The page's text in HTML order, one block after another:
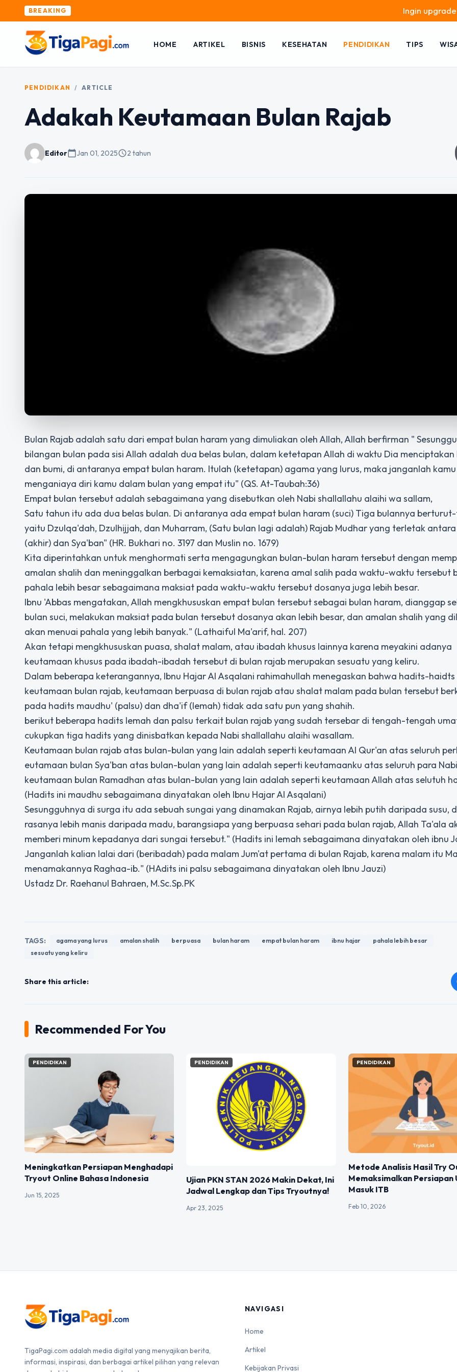
BREAKING Ingin upgrade skill
HOME ARTIKEL BISNIS KESEHATAN PENDIDIKAN TIPS
PENDIDIKAN / ARTICLE
Adakah Keutamaan Bulan Rajab
Editorcalendar_todayJan 01, 2025schedule2 tahun
Bulan Rajab adalah satu dari empat bulan haram yang dimuliakan oleh Allah, Allah berfirman "
bilangan bulan pada sisi Allah adalah dua belas bulan, dalam ketetapan Allah di waktu Dia
dan bumi, di antaranya empat bulan haram. Itulah (ketetapan) agama yang lurus, maka janganlah kamu
menganiaya diri kamu dalam bulan yang empat itu" (QS. At-Taubah:36)
Empat bulan tersebut adalah sebagaimana yang disebutkan oleh Nabi shallallahu alaihi wa sallam,
Satu tahun itu ada dua belas bulan. Di antaranya ada empat bulan haram (suci) Tiga bulannya
yaitu Dzulqa'dah, Dzulhijjah, dan Muharram, (Satu bulan lagi adalah) Rajab Mudhar yang terletak
(akhir) dan Sya'ban" (HR. Bukhari no. 3197 dan Muslin no. 1679)
Kita diperintahkan untuk menghormati serta mengagungkan bulan-bulan haram tersebut dengan
amalan shalih dan meninggalkan berbagai kemaksiatan, karena amal salih pada waktu-waktu tersebut
pahala lebih besar sebagaimana maksiat pada waktu-waktu tersebut dosanya juga lebih besar.
Ibnu 'Abbas mengatakan, Allah mengkhususkan empat bulan tersebut sebagai bulan haram, dianggap
bulan suci, melakukan maksiat pada bulan tersebut dosanya akan lebih besar, dan amalan shalih yang
akan menuai pahala yang lebih banyak." (Lathaiful Ma'arif, hal. 207)
Akan tetapi mengkhususkan puasa, shalat malam, atau ibadah khusus lainnya karena meyakini adanya
keutamaan khusus pada ibadah-ibadah tersebut di bulan rajab merupakan sesuatu yang keliru.
Dalam beberapa keterangannya, Ibnu Hajar Al Asqalani rahimahullah menegaskan bahwa hadits-
keutamaan bulan rajab, keutamaan berpuasa di bulan rajab atau shalat malam pada bulan tersebut
pada hadits maudhu' (palsu) dan dha'if (lemah) tidak ada satu pun yang shahih.
berikut beberapa hadits lemah dan palsu terkait bulan rajab yang sudah tersebar di tengah-tengah
cukupkan tiga hadits yang dinisbatkan kepada Nabi shallallahu alaihi wasallam.
Keutamaan bulan rajab atas bulan-bulan yang lain adalah seperti keutamaan Al Qur'an atas seluruh
eutamaan bulan Sya'ban atas bulan-bulan yang lain adalah seperti keutamaanku atas seluruh para
keutamaan bulan Ramadhan atas bulan-bulan yang lain adalah seperti keutamaan Allah atas selutuh
(Hadits ini maudhu sebagaimana dinyatakan oleh Ibnu Hajar Al Asqalani)
Sesungguhnya di surga itu ada sebuah sungai yang dinamakan Rajab, airnya lebih putih daripada susu,
rasanya lebih manis daripada madu, barangsiapa yang berpuasa sehari pada bulan rajab, Allah Ta'ala
memberi minum kepadanya dari sungai tersebut." (Hadits ini lemah sebagaimana dinyatakan oleh ibnu
Janganlah kalian lalai dari (beribadah) pada malam Jum'at pertama di bulan Rajab, karena malam itu
menamakannya Raghaa-ib." (HAdits ini palsu sebagaimana dinyatakan oleh Ibnu Jauzi)
Ustadz Dr. Raehanul Bahraen, M.Sc.Sp.PK
TAGS: agama yang lurus amalan shalih berpuasa bulan haram empat bulan haram ibnu hajar
pahala lebih besar
sesuatu yang keliru
Share this article:
Recommended For You
PENDIDIKAN
Meningkatkan Persiapan Menghadapi
Tryout Online Bahasa Indonesia
Jun 15, 2025
PENDIDIKAN
Ujian PKN STAN 2026 Makin Dekat, Ini
Jadwal Lengkap dan Tips Tryoutnya!
Apr 23, 2025
PENDIDIKAN
Metode Analisis Hasil Try
Memaksimalkan Persiapan
Masuk ITB
Feb 10, 2026
TigaPagi.com adalah media digital yang menyajikan berita,
informasi, inspirasi, dan berbagai artikel pilihan yang relevan
NAVIGASI
Home
Artikel
Kebijakan Privasi